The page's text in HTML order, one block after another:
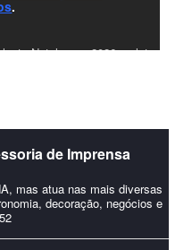
.
Natal e um 2026 repleto
#felizanonovo
de Imprensa
mas atua nas mais diversas
decoração, negócios e